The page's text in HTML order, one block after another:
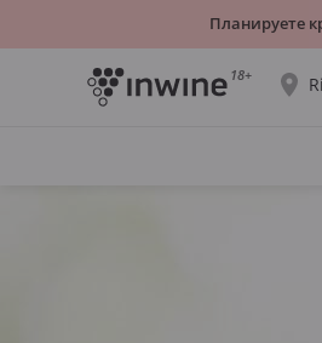
18+
Планируете